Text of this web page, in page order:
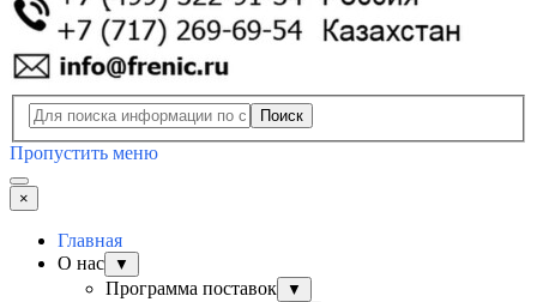
Поиск
Пропустить меню
×
Главная
О нас
▼
Программа поставок ▼